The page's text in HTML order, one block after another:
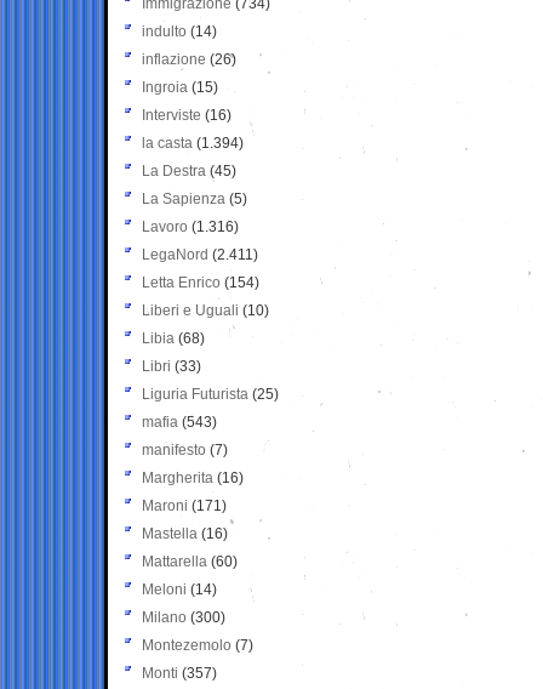
Immigrazione (734)
indulto (14)
inflazione (26)
Ingroia (15)
Interviste (16)
la casta (1.394)
La Destra (45)
La Sapienza (5)
Lavoro (1.316)
LegaNord (2.411)
Letta Enrico (154)
Liberi e Uguali (10)
Libia (68)
Libri (33)
Liguria Futurista (25)
mafia (543)
manifesto (7)
Margherita (16)
Maroni (171)
Mastella (16)
Mattarella (60)
Meloni (14)
Milano (300)
Montezemolo (7)
Monti (357)